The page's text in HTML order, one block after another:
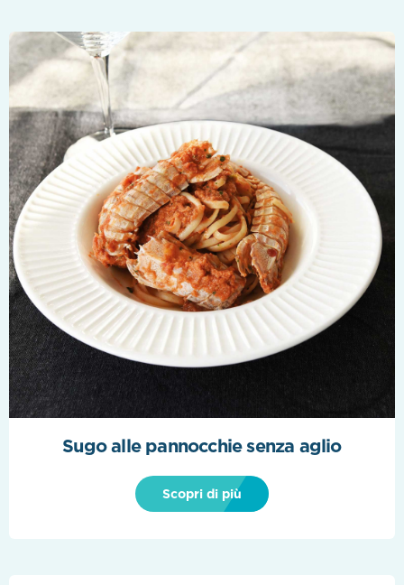
Sugo alle pannocchie senza aglio
Scopri di più